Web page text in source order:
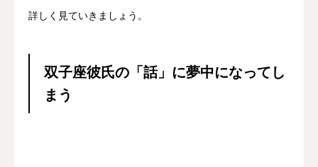
詳しく見ていきましょう。
双子座彼氏の「話」に夢中になってし
まう